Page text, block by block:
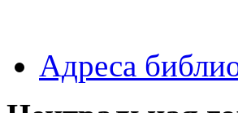
Адреса